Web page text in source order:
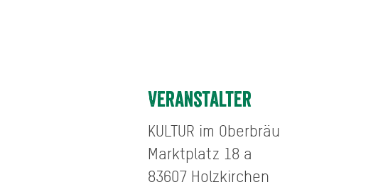
Veranstalter
KULTUR im Oberbräu
Marktplatz 18 a
83607 Holzkirchen